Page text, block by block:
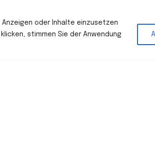
oder Inhalte einzusetzen
stimmen Sie der Anwendung